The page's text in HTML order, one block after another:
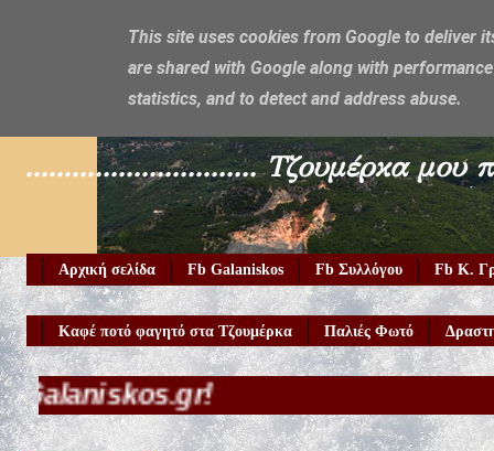
Galaniskos
.............................. Τζουμέρκα μου
Αρχική σελίδα Fb Galaniskos Fb Συλλόγου Fb Κ.
Καφέ ποτό φαγητό στα Τζουμέρκα Παλιές Φωτό
This site uses cookies from Google to deliver
are shared with Google along with
statistics, and to detect and address abuse.